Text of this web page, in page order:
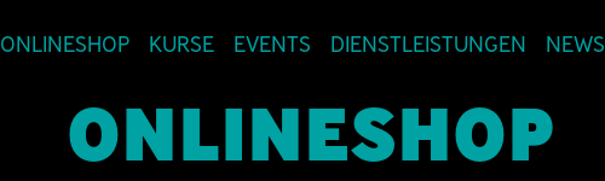
ONLINESHOP KURSE EVENTS DIENSTLEISTUNGEN NEWS
ONLINESHOP